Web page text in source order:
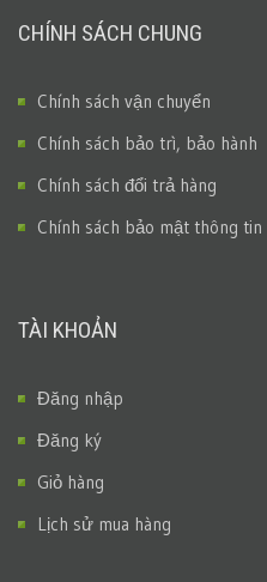
CHÍNH SÁCH CHUNG
Chính sách vận chuyển
Chính sách bảo trì, bảo hành
Chính sách đổi trả hàng
Chính sách bảo mật thông tin
TÀI KHOẢN
Đăng nhập
Đăng ký
Giỏ hàng
Lịch sử mua hàng